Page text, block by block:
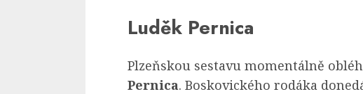
Luděk Pernica
Plzeňskou sestavu momentálně
Pernica. Boskovického rodáka